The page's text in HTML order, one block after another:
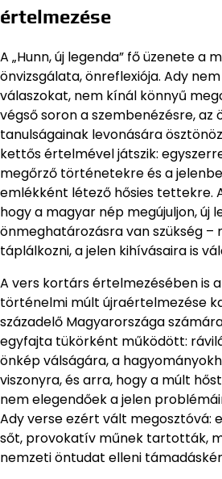
értelmezése
A „Hunn, új legenda” fő üzenete a
önvizsgálata, önreflexiója. Ady
válaszokat, nem kínál könnyű
végső soron a szembenézésre, az
tanulságainak levonására
kettős értelmével játszik:
megőrző történetekre és a
emlékként létező hősies tettekre.
hogy a magyar nép megújuljon, új
önmeghatározásra van szükség –
táplálkozni, a jelen kihívásaira is
A vers kortárs értelmezésében is
történelmi múlt újraértelmezése
századelő Magyarországa
egyfajta tükörként működött:
önkép válságára, a
viszonyra, és arra, hogy a múlt
nem elegendőek a jelen
Ady verse ezért vált megosztóvá:
sőt, provokatív műnek tartották,
nemzeti öntudat elleni